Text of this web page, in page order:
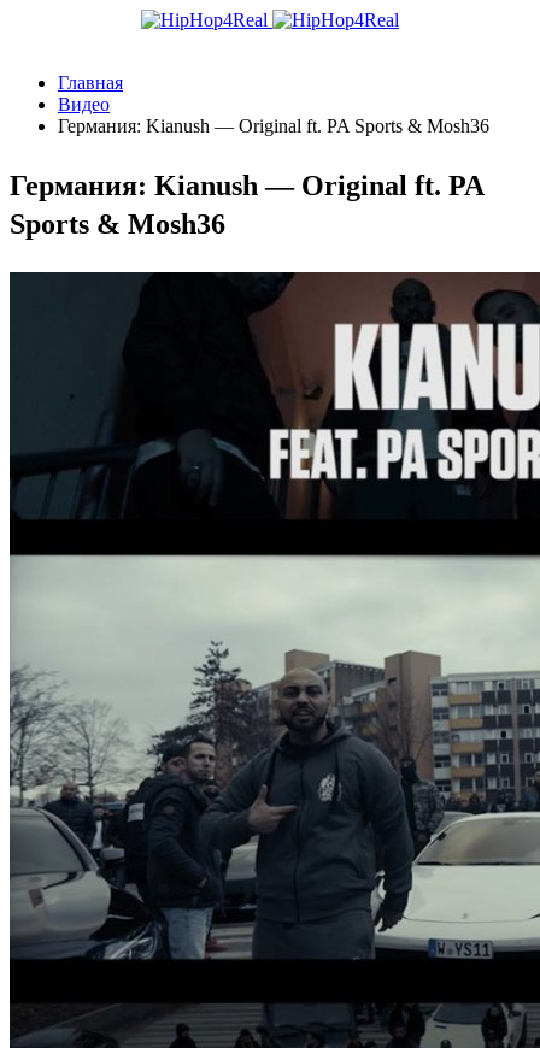
Главная
Видео
Германия: Kianush — Original ft. PA Sports & Mosh36
Германия: Kianush — Original ft. PA
Sports & Mosh36